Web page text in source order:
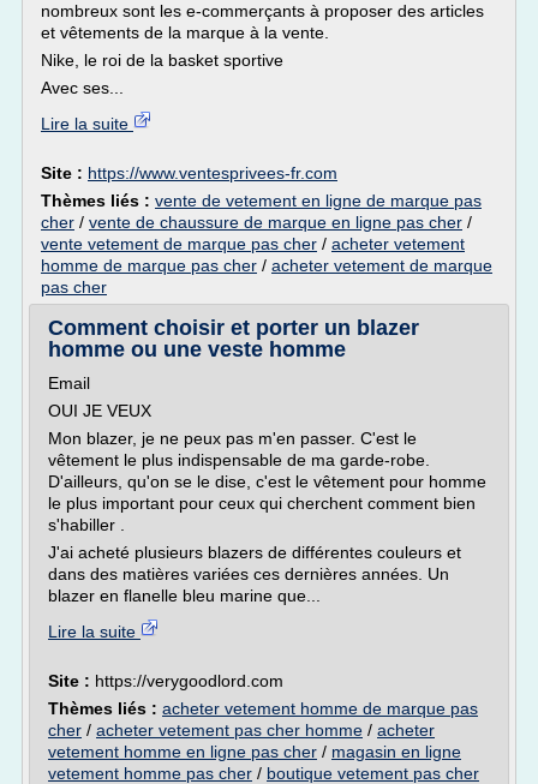
nombreux sont les e-commerçants à proposer des articles
et vêtements de la marque à la vente.
Nike, le roi de la basket sportive
Avec ses...
Lire la suite
Site : https://www.ventesprivees-fr.com
Thèmes liés : vente de vetement en ligne de marque pas
cher / vente de chaussure de marque en ligne pas cher /
vente vetement de marque pas cher / acheter vetement
homme de marque pas cher / acheter vetement de marque
pas cher
Comment choisir et porter un blazer
homme ou une veste homme
Email
OUI JE VEUX
Mon blazer, je ne peux pas m'en passer. C'est le
vêtement le plus indispensable de ma garde-robe.
D'ailleurs, qu'on se le dise, c'est le vêtement pour homme
le plus important pour ceux qui cherchent comment bien
s'habiller .
J'ai acheté plusieurs blazers de différentes couleurs et
dans des matières variées ces dernières années. Un
blazer en flanelle bleu marine que...
Lire la suite
Site : https://verygoodlord.com
Thèmes liés : acheter vetement homme de marque pas
cher / acheter vetement pas cher homme / acheter
vetement homme en ligne pas cher / magasin en ligne
vetement homme pas cher / boutique vetement pas cher